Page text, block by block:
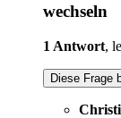
wechseln
1 Antwort,
Diese Frage